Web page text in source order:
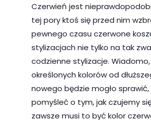
Czerwień jest
tej pory ktoś się przed nim
pewnego czasu czerwone
stylizacjach nie tylko na tak
codzienne stylizacje.
określonych kolorów od
nowego będzie mogło
pomyśleć o tym, jak czujemy
zawsze musi to być kolor